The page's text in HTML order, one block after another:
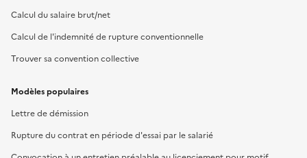
Calcul du salaire brut/net
Calcul de l'indemnité de rupture conventionnelle
Trouver sa convention collective
Modèles populaires
Lettre de démission
Rupture du contrat en période d'essai par le salarié